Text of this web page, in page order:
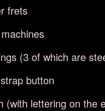
frets
(3 of which are
button
(with lettering on the